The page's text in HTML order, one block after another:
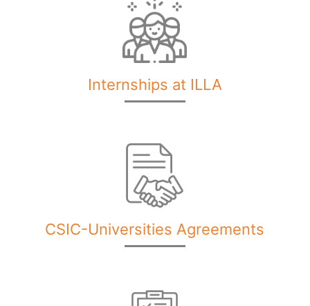
Internships at ILLA
CSIC-Universities Agreements